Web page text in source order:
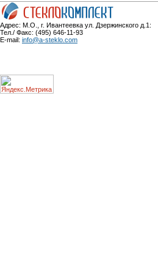
Адрес: М.О., г. Ивантеевка ул. Дзержинского д.1:
Тел./ Факс: (495) 646-11-93
E-mail: info@a-steklo.com